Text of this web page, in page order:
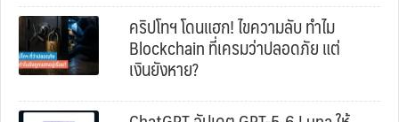
คริปโทฯ โดนแฮก! ไขความลับ ทำไม
Blockchain ที่เครมว่าปลอดภัย แต่
เงินยังหาย?